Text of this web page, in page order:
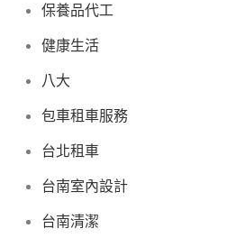
保養品代工
健康生活
八大
包車租車服務
台北租車
台南室內設計
台南清潔